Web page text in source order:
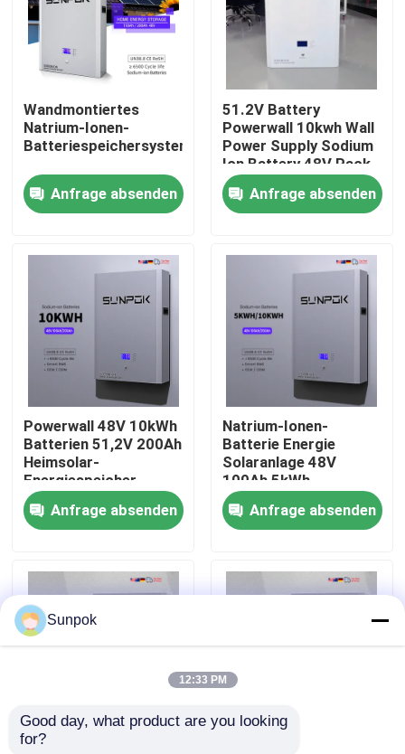
Werksbesichtigung
Qualitätskontrolle
Kontakt mit uns
Neuigkeiten
Bitte um ein Angebot
Wandmontiertes
Natrium-Ionen-
Batteriespeichersystem
Anfrage absenden
51.2V Battery
Powerwall 10kwh Wall
Power Supply Sodium
Ion Battery 48V Pack
10 kw Sodium Ion
Battery 48V
Anfrage absenden
Powerwall 48V 10kWh
Batterien 51,2V 200Ah
Heimsolar-
Energiespeicher
Natrium-Ionen-
BatterieAnfrage absenden
Natrium-Ionen-
Batterie Energie
Solaranlage 48V
100Ah 5kWh
Powerwall
Natriumbatterie
Energiespeicher für zu
Anfrage absenden
51.2V 48V Natrium-
Sunpok
12:33 PM
Good day, what product are you looking
for?